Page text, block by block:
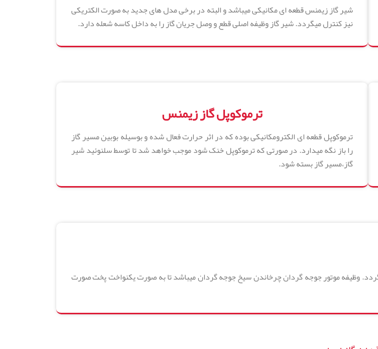
شیر گاز زیمنس قطعه ای مکانیکی میباشد و البته در برخی مدل های جدید به صورت الکتریکی
نیز کنترل میگردد. شیر گاز وظیفه اصلی قطع و وصل جریان گاز را به داخل کاسه شعله دارد.
ترموکوپل گاز زیمنس
ترموکوپل قطعه ای الکترومکانیکی بوده که در اثر حرارت فعال شده و بوسیله بوبین مسیر گاز
را باز نگه میدارد. در صورتی که ترموکوپل خنک شود موجب خواهد شد تا توسط سلنوئید شیر
گاز،مسیر گاز بسته شود.
وظیفه موتور جوجه گردان چرخاندن سیخ جوجه گردان میباشد تا به صورت یکنواخت پخت صورت